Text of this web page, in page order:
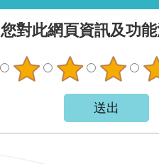
您對此網頁資訊及功